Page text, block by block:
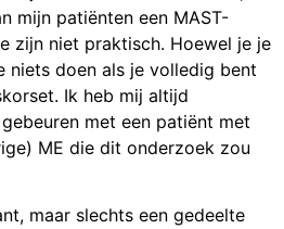
mijn patiënten een MAST-
zijn niet praktisch. Hoewel je je
niets doen als je volledig bent
Ik heb mij altijd
met een patiënt met
ME die dit onderzoek zou
maar slechts een gedeelte